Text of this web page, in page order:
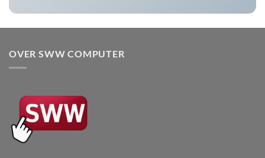
OVER SWW COMPUTER